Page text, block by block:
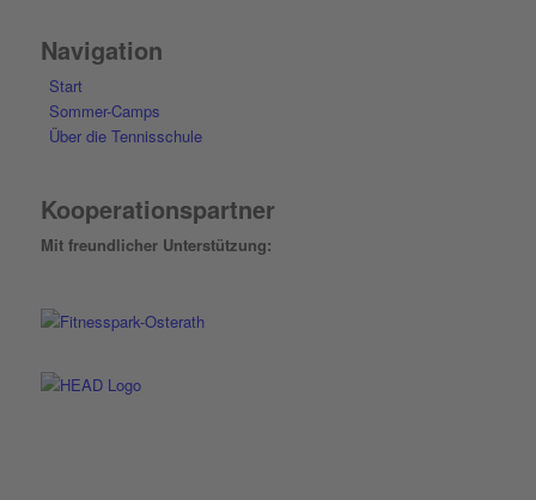
Navigation
Start
Sommer-Camps
Über die Tennisschule
Kooperationspartner
Mit freundlicher Unterstützung: